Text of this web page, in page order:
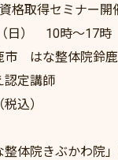
格取得セミナー開
日） 10時～17時
市 はな整体院鈴
定講師
込）
体院きぶかわ院